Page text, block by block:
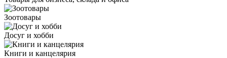
Зоотовары
Досуг и хобби
Книги и канцелярия